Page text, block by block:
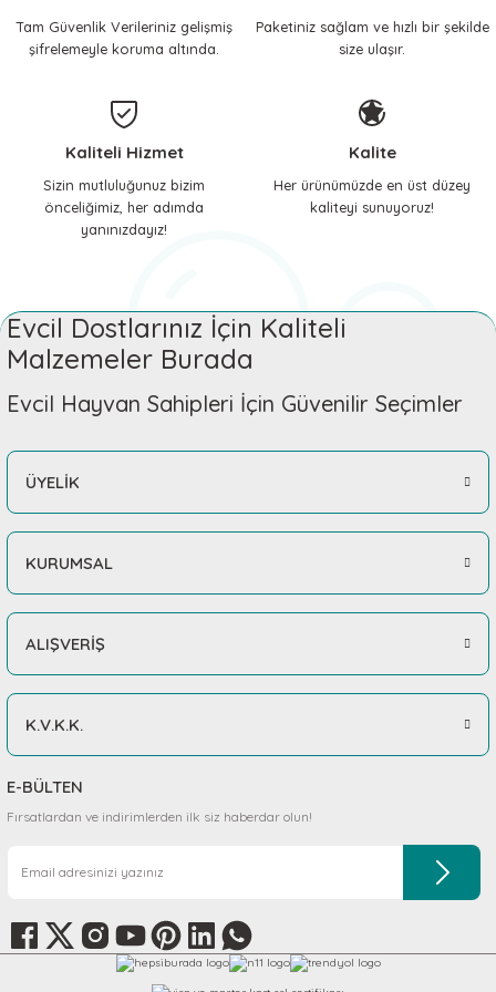
ve Soğutucu Matlar
Tam Güvenlik Verileriniz gelişmiş
şifrelemeyle koruma altında.
Paketiniz sağlam ve hızlı bir şekilde
size ulaşır.
Kaliteli Hizmet
Sizin mutluluğunuz bizim
önceliğimiz, her adımda
yanınızdayız!
Kalite
Her ürünümüzde en üst düzey
kaliteyi sunuyoruz!
Evcil Dostlarınız İçin Kaliteli
Malzemeler Burada
Evcil Hayvan Sahipleri İçin Güvenilir Seçimler
ÜYELİK
KURUMSAL
ALIŞVERİŞ
K.V.K.K.
E-BÜLTEN
Fırsatlardan ve indirimlerden ilk siz haberdar olun!